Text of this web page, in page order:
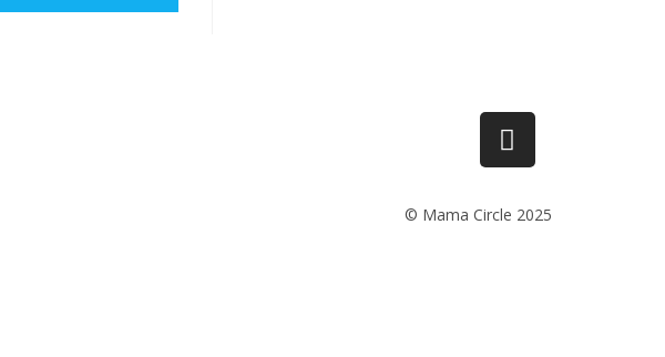
© Mama Circle 2025